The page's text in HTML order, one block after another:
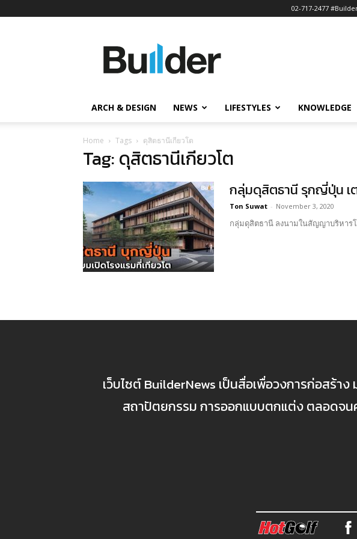
02-717-2477
ข่าว
ก่อสร้าง
ARCH & DESIGN NEWS LIFESTYLES KNOWLEDGE
Home Tags ดุสิตธานีเกียวโต
Tag: ดุสิตธานีเกียวโต
กลุ่มดุสิตธานี รุกญี่ปุ่น เ
Ton Suwat - November 3, 2020
กลุ่มดุสิตธานี ลงนามในสัญญาบริหาร
เว็บไซต์ BuilderNews เป็นสื่อเพื่อวงการก่อสร้
สถาปัตยกรรม การออกแบบตกแต่ง ตลอดจน